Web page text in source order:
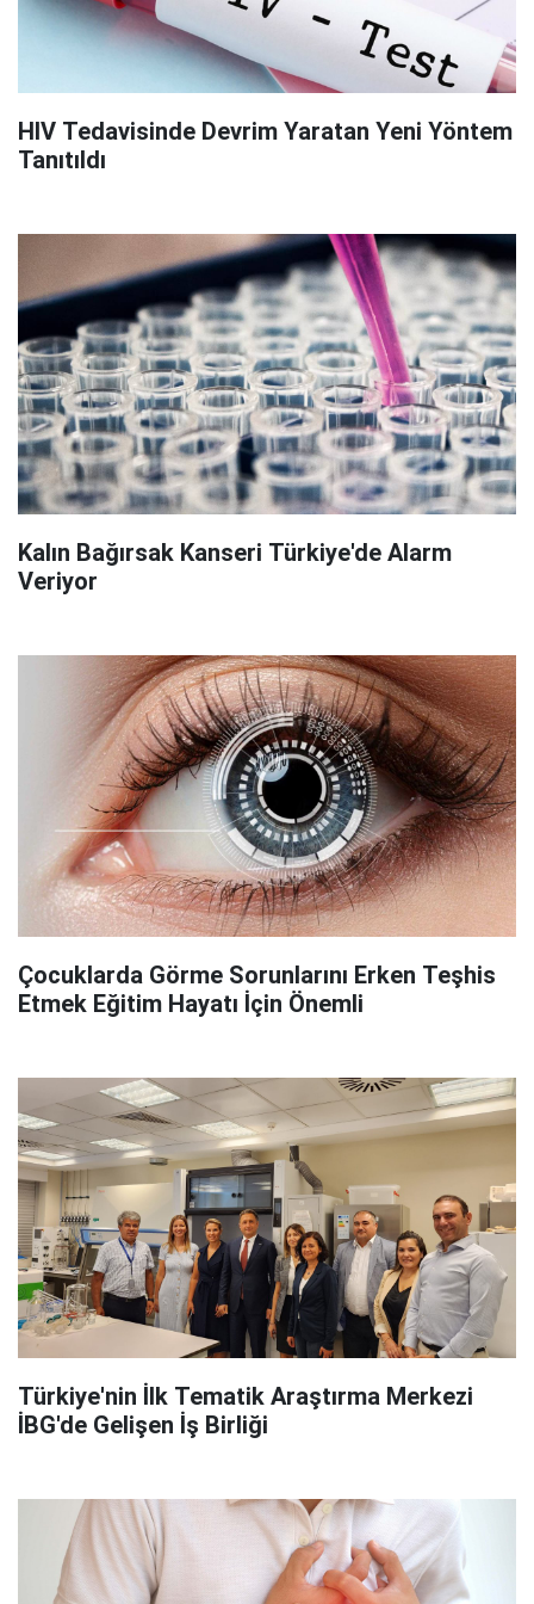
HIV Tedavisinde Devrim Yaratan Yeni Yöntem
Tanıtıldı
Kalın Bağırsak Kanseri Türkiye'de Alarm
Veriyor
Çocuklarda Görme Sorunlarını Erken Teşhis
Etmek Eğitim Hayatı İçin Önemli
Türkiye'nin İlk Tematik Araştırma Merkezi
İBG'de Gelişen İş Birliği